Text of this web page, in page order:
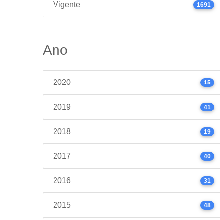
Vigente 1691
Ano
2020 15
2019 41
2018 19
2017 40
2016 31
2015 48